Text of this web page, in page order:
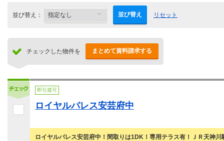
並び替え： 並び替え リセット
チェックした物件を まとめて資料請求する
即引渡可
ロイヤルパレス安芸府中
ロイヤルパレス安芸府中！間取りは1DK！専用テラス有！ＪＲ天神川